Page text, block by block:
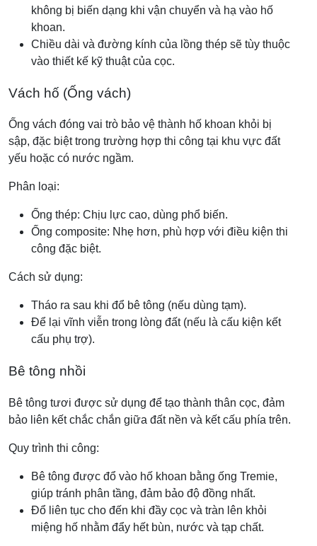
không bị biến dạng khi vận chuyển và hạ vào hố
khoan.
Chiều dài và đường kính của lồng thép sẽ tùy thuộc
vào thiết kế kỹ thuật của cọc.
Vách hố (Ống vách)
Ống vách đóng vai trò bảo vệ thành hố khoan khỏi bị
sập, đặc biệt trong trường hợp thi công tại khu vực đất
yếu hoặc có nước ngầm.
Phân loại:
Ống thép: Chịu lực cao, dùng phổ biến.
Ống composite: Nhẹ hơn, phù hợp với điều kiện thi
công đặc biệt.
Cách sử dụng:
Tháo ra sau khi đổ bê tông (nếu dùng tạm).
Để lại vĩnh viễn trong lòng đất (nếu là cấu kiện kết
cấu phụ trợ).
Bê tông nhồi
Bê tông tươi được sử dụng để tạo thành thân cọc, đảm
bảo liên kết chắc chắn giữa đất nền và kết cấu phía trên.
Quy trình thi công:
Bê tông được đổ vào hố khoan bằng ống Tremie,
giúp tránh phân tầng, đảm bảo độ đồng nhất.
Đổ liên tục cho đến khi đầy cọc và tràn lên khỏi
miệng hố nhằm đẩy hết bùn, nước và tạp chất.